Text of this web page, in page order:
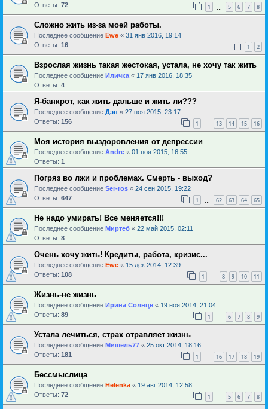
Ответы: 72 1 5 6 7 8
Сложно жить из-за моей работы.
Последнее сообщение Ewe « 31 янв 2016, 19:14
Ответы: 16 1 2
Взрослая жизнь такая жестокая, устала, не хочу так жить
Последнее сообщение Иличка « 17 янв 2016, 18:35
Ответы: 4
Я-банкрот, как жить дальше и жить ли???
Последнее сообщение Дэн « 27 ноя 2015, 23:17
Ответы: 156 1 13 14 15 16
Моя история выздоровления от депрессии
Последнее сообщение Andre « 01 ноя 2015, 16:55
Ответы: 1
Погряз во лжи и проблемах. Смерть - выход?
Последнее сообщение Ser-ros « 24 сен 2015, 19:22
Ответы: 647 1 62 63 64 65
Не надо умирать! Все меняется!!!
Последнее сообщение Миртеб « 22 май 2015, 02:11
Ответы: 8
Очень хочу жить! Кредиты, работа, кризис...
Последнее сообщение Ewe « 15 дек 2014, 12:39
Ответы: 108 1 8 9 10 11
Жизнь-не жизнь
Последнее сообщение Ирина Солнце « 19 ноя 2014, 21:04
Ответы: 89 1 6 7 8 9
Устала лечиться, страх отравляет жизнь
Последнее сообщение Мишель77 « 25 окт 2014, 18:16
Ответы: 181 1 16 17 18 19
Бессмыслица
Последнее сообщение Helenka « 19 авг 2014, 12:58
Ответы: 72 1 5 6 7 8